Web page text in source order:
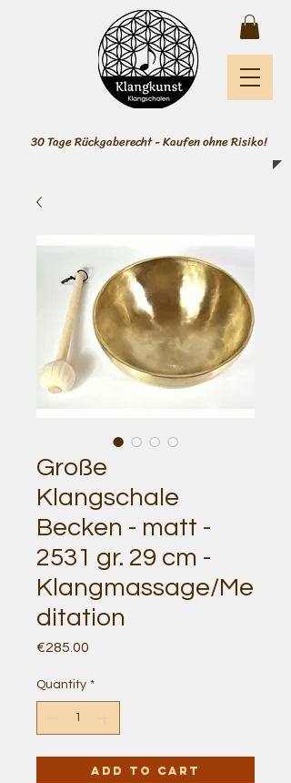
30 Tage Rückgaberecht - Kaufen ohne Risiko!
Große
Klangschale
Becken - matt -
2531 gr. 29 cm -
Klangmassage/Me
ditation
€285.00
Quantity *
Add to Cart